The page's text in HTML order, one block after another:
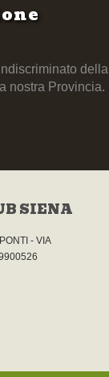
della
nostra Provincia.
SIENA
- VIA